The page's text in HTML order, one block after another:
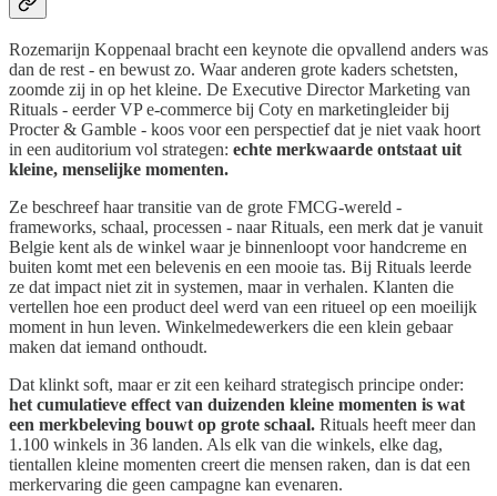
Rozemarijn Koppenaal bracht een keynote die opvallend anders was
dan de rest - en bewust zo. Waar anderen grote kaders schetsten,
zoomde zij in op het kleine. De Executive Director Marketing van
Rituals - eerder VP e-commerce bij Coty en marketingleider bij
Procter & Gamble - koos voor een perspectief dat je niet vaak hoort
in een auditorium vol strategen: echte merkwaarde ontstaat uit
kleine, menselijke momenten.
Ze beschreef haar transitie van de grote FMCG-wereld -
frameworks, schaal, processen - naar Rituals, een merk dat je vanuit
Belgie kent als de winkel waar je binnenloopt voor handcreme en
buiten komt met een belevenis en een mooie tas. Bij Rituals leerde
ze dat impact niet zit in systemen, maar in verhalen. Klanten die
vertellen hoe een product deel werd van een ritueel op een moeilijk
moment in hun leven. Winkelmedewerkers die een klein gebaar
maken dat iemand onthoudt.
Dat klinkt soft, maar er zit een keihard strategisch principe onder:
het cumulatieve effect van duizenden kleine momenten is wat
een merkbeleving bouwt op grote schaal. Rituals heeft meer dan
1.100 winkels in 36 landen. Als elk van die winkels, elke dag,
tientallen kleine momenten creert die mensen raken, dan is dat een
merkervaring die geen campagne kan evenaren.